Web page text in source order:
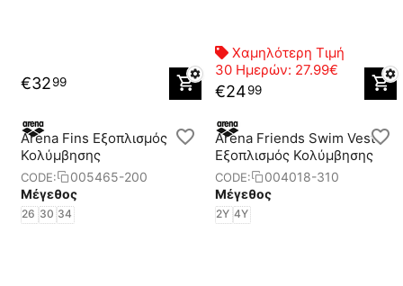
€3299
Χαμηλότερη Τιμή
30 Ημερών: 27.99€
€2499
Arena Fins Eξοπλισμός
Κολύμβησης
CODE:
005465-200
Μέγεθος
26 30 34
Arena Friends Swim Vest
Eξοπλισμός Κολύμβησης
CODE:
004018-310
Μέγεθος
2Y 4Y